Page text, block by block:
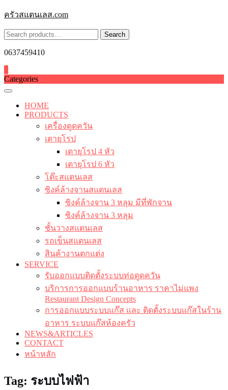
Skip
to
content
ครัวสแตนเลส.com
Search
for:
Search
0637459410
Categories
HOME
PRODUCTS
เครื่องดูดควัน
เตายุโรป
เตายุโรป 4 หัว
เตายุโรป 6 หัว
โต๊ะสแตนเลส
ซิงค์ล้างจานสแตนเลส
ซิงค์ล้างจาน 3 หลุม มีที่พักจาน
ซิงค์ล้างจาน 3 หลุม
ชั้นวางสแตนเลส
รถเข็นสแตนเลส
สินค้างานตกแต่ง
SERVICE
รับออกแบบติดตั้งระบบท่อดูดควัน
บริการการออกแบบร้านอาหาร ราคาไม่แพง
Restaurant Design Concepts
การออกแบบระบบแก๊ส และ ติดตั้งระบบแก๊สในร้าน
อาหาร ระบบแก๊สห้องครัว
NEWS&ARTICLES
CONTACT
หน้าหลัก
Tag: ระบบไฟฟ้า